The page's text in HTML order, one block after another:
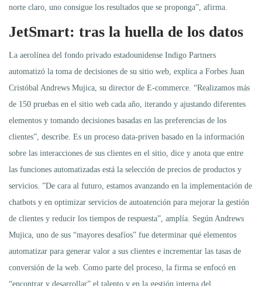
norte claro, uno consigue los resultados que se proponga”, afirma.
JetSmart: tras la huella de los datos
La aerolínea del fondo privado estadounidense Indigo Partners
automatizó la toma de decisiones de su sitio web, explica a Forbes Juan
Cristóbal Andrews Mujica, su director de E-commerce. “Realizamos más
de 150 pruebas en el sitio web cada año, iterando y ajustando diferentes
elementos y tomando decisiones basadas en las preferencias de los
clientes”, describe. Es un proceso data-priven basado en la información
sobre las interacciones de sus clientes en el sitio, dice y anota que entre
las funciones automatizadas está la selección de precios de productos y
servicios. ”De cara al futuro, estamos avanzando en la implementación de
chatbots y en optimizar servicios de autoatención para mejorar la gestión
de clientes y reducir los tiempos de respuesta”, amplía. Según Andrews
Mujica, uno de sus “mayores desafíos” fue determinar qué elementos
automatizar para generar valor a sus clientes e incrementar las tasas de
conversión de la web. Como parte del proceso, la firma se enfocó en
“encontrar y desarrollar” el talento y en la gestión interna del